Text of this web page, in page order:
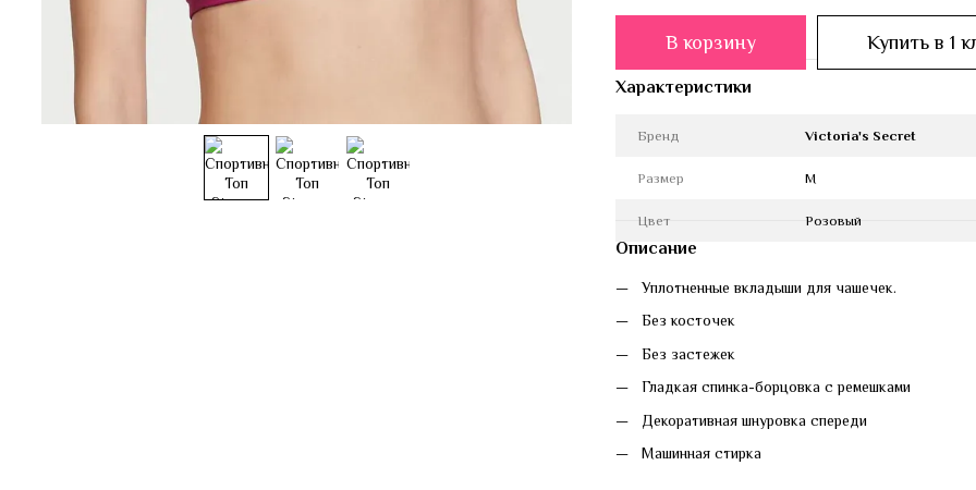
В корзину Купить в 1
Характеристики
Бренд Victoria's Secret
Размер M
Цвет Розовый
Описание
Уплотненные вкладыши для чашечек.
Без косточек
Без застежек
Гладкая спинка-борцовка с ремешками
Декоративная шнуровка спереди
Машинная стирка